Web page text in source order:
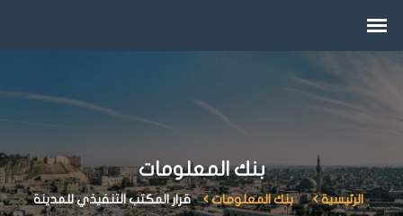
بنك المعلومات
الرئيسية بنك المعلومات قرار المكتب التنفيذي للمدينة